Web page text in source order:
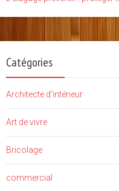
Catégories
Architecte d'intérieur
Art de vivre
Bricolage
commercial